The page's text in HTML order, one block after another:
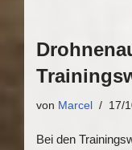
von Marcel 17/
Bei den